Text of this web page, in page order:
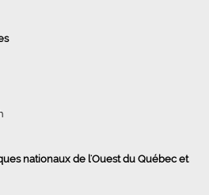
nationaux de l'Ouest du Québec et